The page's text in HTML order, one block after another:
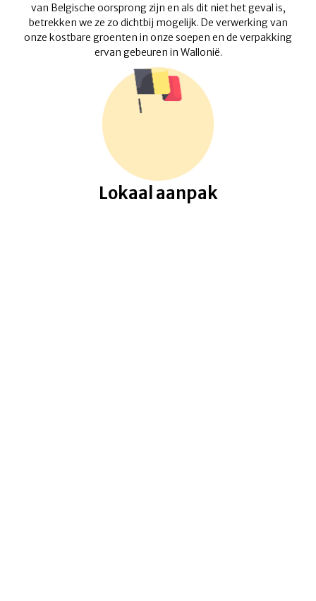
van Belgische oorsprong zijn en als dit niet het geval is,
betrekken we ze zo dichtbij mogelijk. De verwerking van
onze kostbare groenten in onze soepen en de verpakking
ervan gebeuren in Wallonië.
Lokaal aanpak